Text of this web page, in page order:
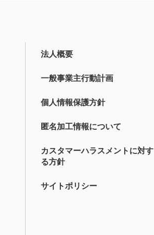
法人概要
一般事業主行動計画
個人情報保護方針
匿名加工情報について
カスタマーハラスメントに対す
る方針
サイトポリシー